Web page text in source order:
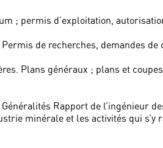
; permis d’exploitation,
de recherches, demandes de
Plans généraux ; plans et
Rapport de l’ingénieur
minérale et les activités qui s’y